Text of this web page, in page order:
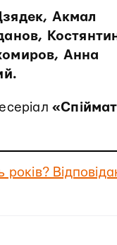
Акмал
Анна
років?